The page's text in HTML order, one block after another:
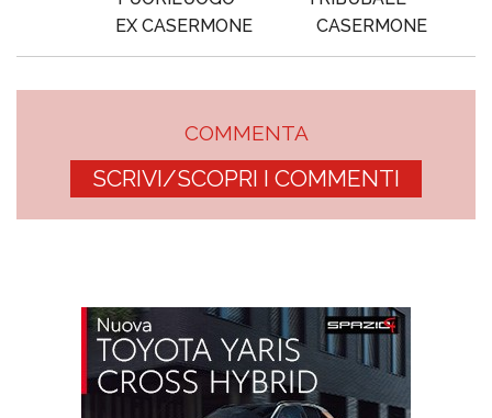
EX CASERMONE
CASERMONE
COMMENTA
SCRIVI/SCOPRI I COMMENTI